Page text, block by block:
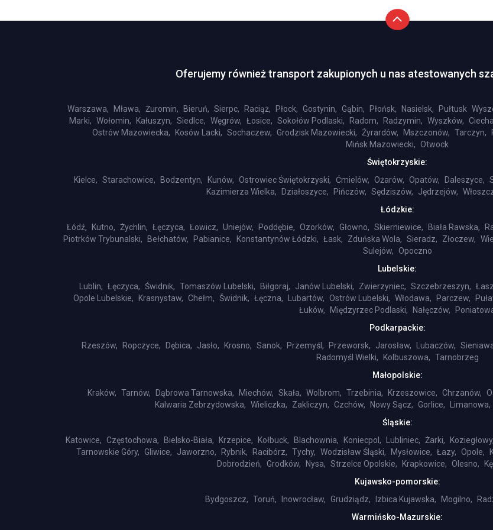
Oferujemy również transport zakupionych u nas atestowanych
Warszawa, Mława, Żuromin, Bieruń, Sierpc, Raciąż, Płock, Gostynin, Gąbin, Płońsk, Nasielsk, Pułtusk
Marki, Wołomin, Kałuszyn, Siedlce, Węgrów, Łosice, Sokołów Podlaski, Radom, Radzymin, Wyszków,
Ostrów Mazowiecka,
Kosów Lacki, Sochaczew, Grodzisk Mazowiecki, Żyrardów, Mszczonów, Tarczyn,
Mińsk Mazowiecki, Otwock
Świętokrzyskie:
Kielce, Starachowice, Bodzentyn, Kunów, Ostrowiec Świętokrzyski, Ćmielów, Ożarów, Opatów, Daleszyce,
Kazimierza Wielka,
Działoszyce, Pińczów, Sędziszów, Jędrzejów,
Łódzkie:
Łódź,
Kutno, Żychlin, Łęczyca, Łowicz, Uniejów, Poddębie, Ozorków, Głowno, Skierniewice, Biała Rawska,
Piotrków Trybunalski,
Bełchatów, Pabianice, Konstantynów Łódzki, Łask, Zduńska Wola, Sieradz, Złoczew,
Sulejów, Opoczno
Lubelskie:
Lublin, Łęczyca, Świdnik, Tomaszów Lubelski, Biłgoraj, Janów Lubelski, Zwierzyniec, Szczebrzeszyn,
Opole Lubelskie,
Krasnystaw, Chełm, Šwidnik, Łęczna, Lubartów, Ostrów Lubelski, Włodawa, Parczew,
Łuków,
Międzyrzec Podlaski, Nałęczów,
Podkarpackie:
Rzeszów,
Ropczyce, Dębica, Jasło, Krosno, Sanok, Przemyśl, Przeworsk, Jarosław, Lubaczów,
Radomyśl Wielki,
Kolbuszowa, Tarnobrzeg
Małopolskie:
Kraków, Tarnów, Dąbrowa Tarnowska, Miechów, Skała, Wolbrom, Trzebinia, Krzeszowice, Chrzanów,
Kalwaria Zebrzydowska, Wieliczka, Zakliczyn, Czchów, Nowy Sącz, Gorlice, Limanowa,
Śląskie:
Katowice, Częstochowa, Bielsko-Biała, Krzepice, Kołbuck, Blachownia, Koniecpol, Lubliniec, Żarki, Koziegłowy,
Tarnowskie Góry, Gliwice, Jaworzno, Rybnik, Racibórz, Tychy, Wodzisław Śląski, Mysłowice, Łazy, Opole,
Dobrodzień, Grodków, Nysa, Strzelce Opolskie, Krapkowice, Olesno,
Kujawsko-pomorskie:
Bydgoszcz, Toruń, Inowrocław, Grudziądz, Izbica Kujawska, Mogilno,
Warmińsko-Mazurskie: